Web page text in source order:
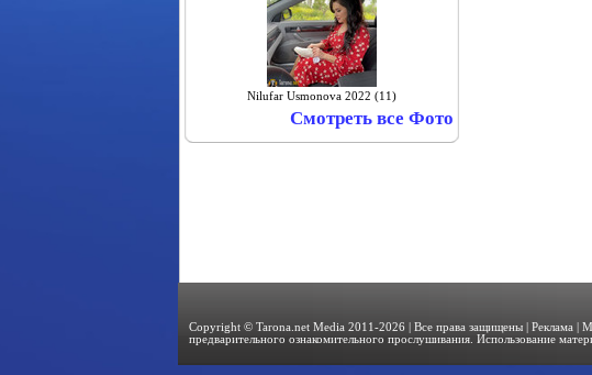
Nilufar Usmonova 2022 (11)
Смотреть все Фото
Copyright © Tarona.net Media 2011-2026 | Все права защищены |Реклама
|
предварительного ознакомительного прослушивания. Использование